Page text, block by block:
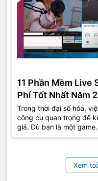
11 Phần Mềm Live
Phí Tốt Nhất Năm
Trong thời đại số hóa,
công cụ quan trọng để
giả. Dù bạn là một
Xem